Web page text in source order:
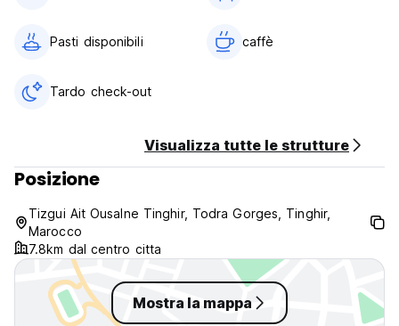
Colazione inclusa.
Reception 24 ore su 24.
Pasti disponibili caffè
Tardo check-out
Visualizza tutte le strutture
Posizione
Tizgui Ait Ousalne Tinghir, Todra Gorges, Tinghir,
Marocco
7.8km dal centro citta
Mostra la mappa